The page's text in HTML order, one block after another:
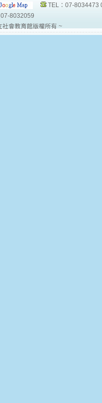
TEL：07-8034473
07-8032059
社會教育館版權所有 ~